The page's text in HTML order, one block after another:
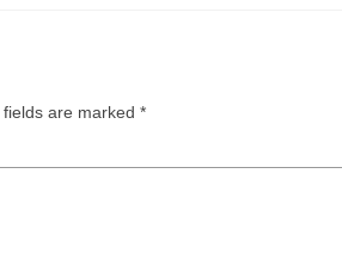
are marked *